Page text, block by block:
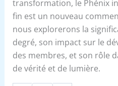
transformation, le Phénix
fin est un nouveau
nous explorerons la
degré, son impact sur le
des membres, et son rôle
de vérité et de lumière.